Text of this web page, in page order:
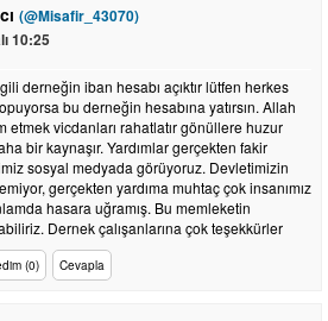
(@Misafir_43070)
10:25
derneğin iban hesabı açıktır lütfen herkes
bu derneğin hesabına yatırsın. Allah
etmek vicdanları rahatlatır gönüllere huzur
bir kaynaşır. Yardımlar gerçekten fakir
sosyal medyada görüyoruz. Devletimizin
gerçekten yardıma muhtaç çok insanımız
hasara uğramış. Bu memleketin
Dernek çalışanlarına çok teşekkürler
(0) Cevapla